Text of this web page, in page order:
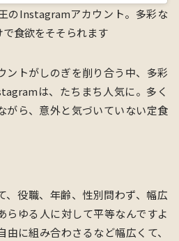
のInstagramアカウント。多彩な
食欲をそそられます
ントがしのぎを削り合う中、多彩
は、たちまち人気に。多く
がら、意外と気づいていない定食
、役職、年齢、性別問わず、幅広
らゆる人に対して平等なんですよ
に組み合わさるなど幅広くて、